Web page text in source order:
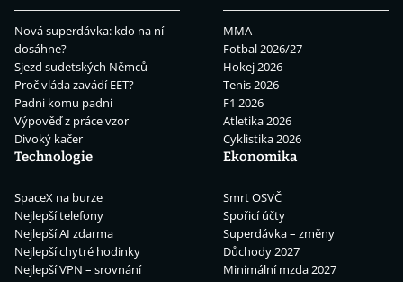
Nová superdávka: kdo na ní
dosáhne?
Sjezd sudetských Němců
Proč vláda zavádí EET?
Padni komu padni
Výpověď z práce vzor
Divoký kačer
MMA
Fotbal 2026/27
Hokej 2026
Tenis 2026
F1 2026
Atletika 2026
Cyklistika 2026
Technologie
SpaceX na burze
Nejlepší telefony
Nejlepší AI zdarma
Nejlepší chytré hodinky
Nejlepší VPN – srovnání
Ekonomika
Smrt OSVČ
Spořicí účty
Superdávka – změny
Důchody 2027
Minimální mzda 2027